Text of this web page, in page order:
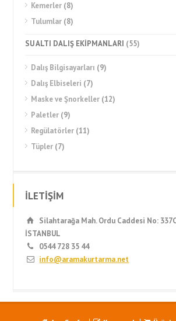
Kemerler (8)
Tulumlar (8)
SU ALTI DALIŞ EKİPMANLARI (55)
Dalış Bilgisayarları (9)
Dalış Elbiseleri (7)
Maske ve Şnorkeller (12)
Paletler (9)
Regülatörler (11)
Tüpler (7)
İLETİŞİM
Silahtarağa Mah. Ordu Caddesi No:
İSTANBUL
0544 728 35 44
info@aramakurtarma.net